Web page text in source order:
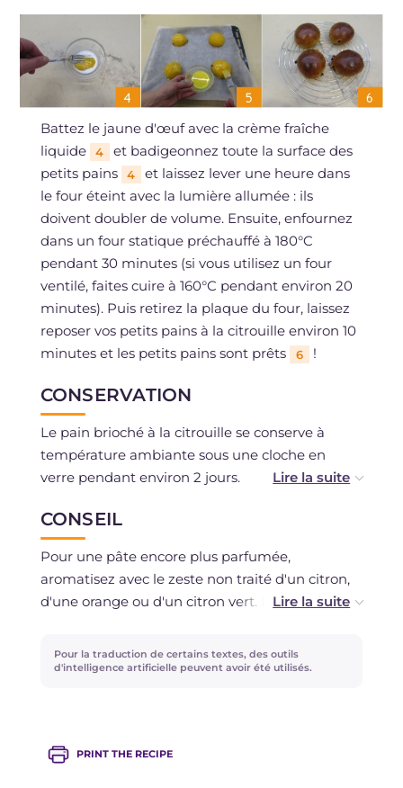
Battez le jaune d'œuf avec la crème fraîche
liquide
4
et badigeonnez toute la surface des
petits pains
4
et laissez lever une heure dans
le four éteint avec la lumière allumée : ils
doivent doubler de volume. Ensuite, enfournez
dans un four statique préchauffé à 180°C
pendant 30 minutes (si vous utilisez un four
ventilé, faites cuire à 160°C pendant environ 20
minutes). Puis retirez la plaque du four, laissez
reposer vos petits pains à la citrouille environ 10
minutes et les petits pains sont prêts
6 !
CONSERVATION
Le pain brioché à la citrouille se conserve à
température ambiante sous une cloche en
verre pendant environ 2 jours.
Si vous avez utilisé uniquement des ingrédients
frais et non décongelés, vous pouvez également
congeler la préparation cuite. Il est possible
aussi de la congeler crue, avant la dernière
levée : pour terminer la préparation, décongelez
indiqué dans la photo-recette.
CONSEIL
Pour une pâte encore plus parfumée,
aromatisez avec le zeste non traité d'un citron,
d'une orange ou d'un citron vert. Et pour ceux
gourmandises, nous recommandons des
substitutions irrésistibles : des pépites de
Pour la traduction de certains textes, des outils
d'intelligence artificielle peuvent avoir été utilisés.
PRINT THE RECIPE